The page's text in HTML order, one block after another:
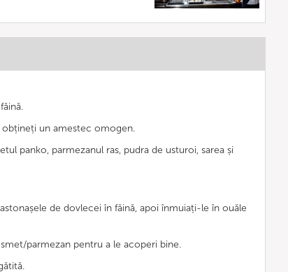
obțineți un amestec omogen.
panko, parmezanul ras, pudra de usturoi, sarea și
de dovlecei în făină, apoi înmuiați-le în ouăle
parmezan pentru a le acoperi bine.